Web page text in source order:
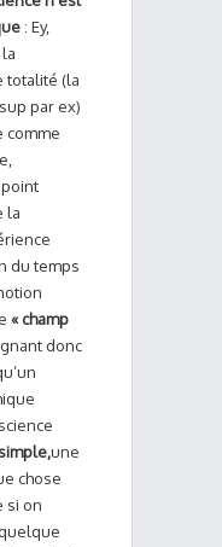
: Ey,
totalité (la
par ex)
comme
point
la
du temps
« champ
donc
une
chose
si on